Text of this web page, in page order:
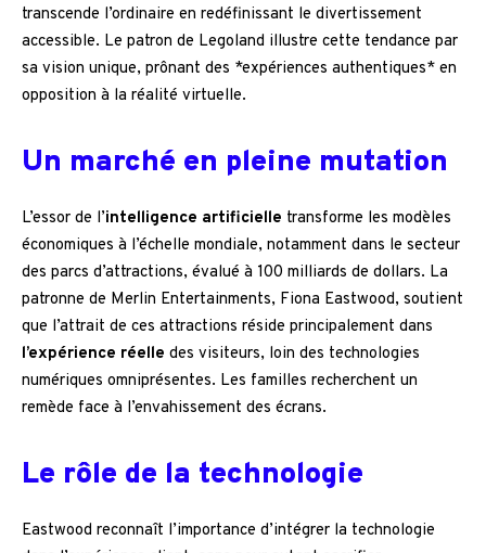
transcende l’ordinaire en redéfinissant le divertissement
accessible. Le patron de Legoland illustre cette tendance par
sa vision unique, prônant des *expériences authentiques* en
opposition à la réalité virtuelle.
Un marché en pleine mutation
L’essor de l’intelligence artificielle transforme les modèles
économiques à l’échelle mondiale, notamment dans le secteur
des parcs d’attractions, évalué à 100 milliards de dollars. La
patronne de Merlin Entertainments, Fiona Eastwood, soutient
que l’attrait de ces attractions réside principalement dans
l’expérience réelle des visiteurs, loin des technologies
numériques omniprésentes. Les familles recherchent un
remède face à l’envahissement des écrans.
Le rôle de la technologie
Eastwood reconnaît l’importance d’intégrer la technologie